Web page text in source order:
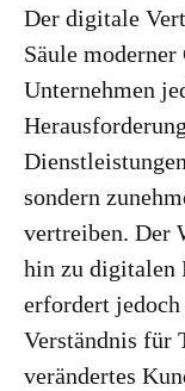
Der digitale
Säule
Unternehmen
sondern
vertreiben. Der
hin zu digitalen
erfordert
Verständnis für
verändertes